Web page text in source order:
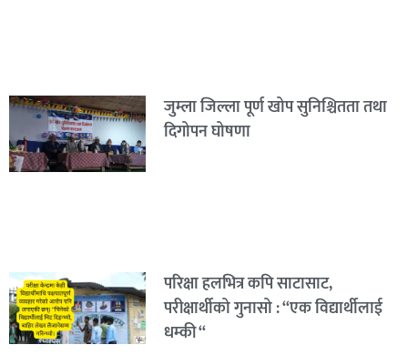
जुम्ला जिल्ला पूर्ण खोप सुनिश्चितता तथा
दिगोपन घोषणा
परिक्षा हलभित्र कपि साटासाट,
परीक्षार्थीको गुनासो : “एक विद्यार्थीलाई
धम्की “